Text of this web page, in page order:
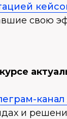
свою
канал
и